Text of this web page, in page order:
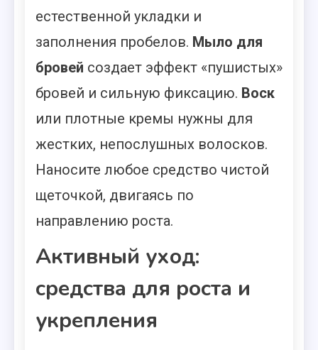
естественной укладки и
заполнения пробелов. Мыло для
бровей создает эффект «пушистых»
бровей и сильную фиксацию. Воск
или плотные кремы нужны для
жестких, непослушных волосков.
Наносите любое средство чистой
щеточкой, двигаясь по
направлению роста.
Активный уход:
средства для роста и
укрепления